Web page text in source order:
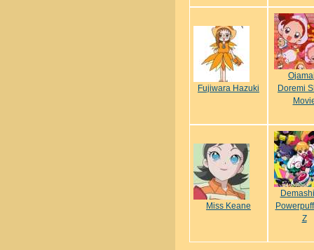
Fujiwara Hazuki
Doremi
Miss Keane
Z